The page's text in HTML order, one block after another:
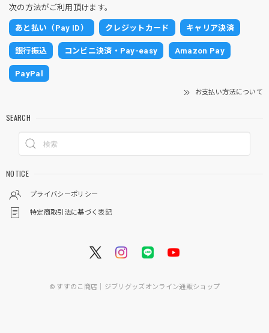
次の方法がご利用頂けます。
あと払い（Pay ID） クレジットカード キャリア決済
銀行振込 コンビニ決済・Pay-easy Amazon Pay
PayPal
お支払い方法について
SEARCH
NOTICE
プライバシーポリシー
特定商取引法に基づく表記
© すすのこ商店｜ジブリグッズオンライン通販ショップ